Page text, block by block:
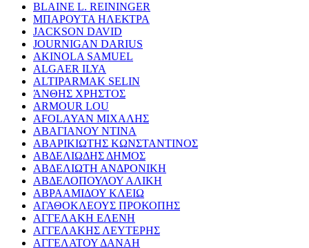
BLAINE L. REININGER
ΜΠΑΡΟΥΤΑ ΗΛΕΚΤΡΑ
JACKSON DAVID
JOURNIGAN DARIUS
AKINOLA SAMUEL
ALGAER ILYA
ALTIPARMAK SELIN
ΆΝΘΗΣ ΧΡΗΣΤΟΣ
ARMOUR LOU
AFOLAYAN ΜΙΧΑΛΗΣ
ΑΒΑΓΙΑΝΟΥ ΝΤΙΝΑ
ΑΒΑΡΙΚΙΩΤΗΣ ΚΩΝΣΤΑΝΤΙΝΟΣ
ΑΒΔΕΛΙΩΔΗΣ ΔΗΜΟΣ
ΑΒΔΕΛΙΩΤΗ ΑΝΔΡΟΝΙΚΗ
ΑΒΔΕΛΟΠΟΥΛΟΥ ΑΛΙΚΗ
ΑΒΡΑΑΜΙΔΟΥ ΚΛΕΙΩ
ΑΓΑΘΟΚΛΕΟΥΣ ΠΡΟΚΟΠΗΣ
ΑΓΓΕΛΑΚΗ ΕΛΕΝΗ
ΑΓΓΕΛΑΚΗΣ ΛΕΥΤΕΡΗΣ
ΑΓΓΕΛΑΤΟΥ ΔΑΝΑΗ